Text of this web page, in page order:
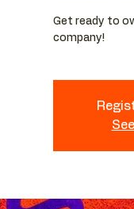
Get ready to
company!